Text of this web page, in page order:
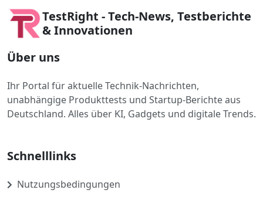
TestRight - Tech-News, Testberichte
& Innovationen
Über uns
Ihr Portal für aktuelle Technik-Nachrichten,
unabhängige Produkttests und Startup-Berichte aus
Deutschland. Alles über KI, Gadgets und digitale Trends.
Schnelllinks
Nutzungsbedingungen